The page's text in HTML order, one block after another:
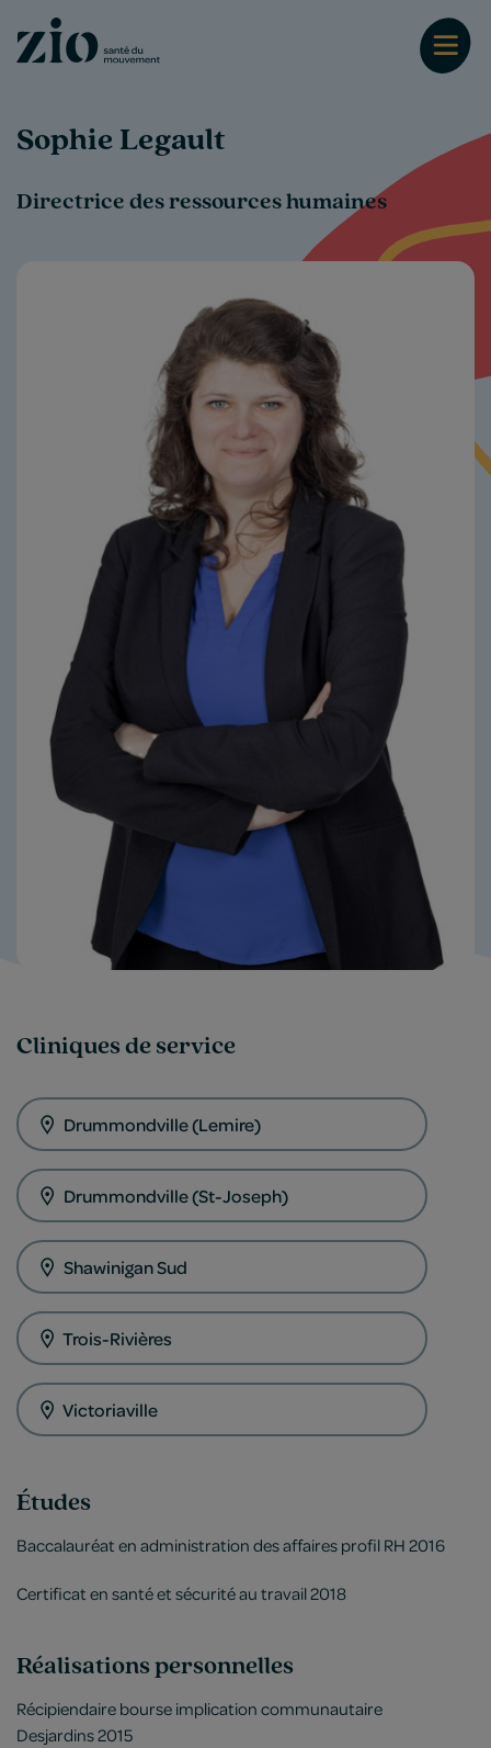
Sophie Legault
Directrice des ressources humaines
Cliniques de service
Drummondville (Lemire)
Drummondville (St-Joseph)
Shawinigan Sud
Trois-Rivières
Victoriaville
Études
Baccalauréat en administration des affaires profil RH 2016
Certificat en santé et sécurité au travail 2018
Réalisations personnelles
Récipiendaire bourse implication communautaire
Desjardins 2015